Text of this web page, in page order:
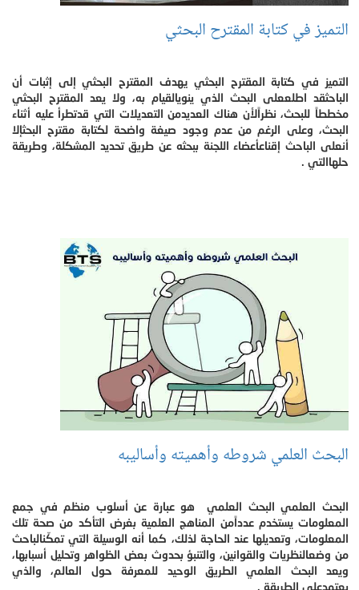
التميز في كتابة المقترح البحثي
التميز في كتابة المقترح البحثي يهدف المقترح البحثي إلى إثبات أن
الباحثقد اطلععلى البحث الذي ينويالقيام به، ولا يعد المقترح البحثي
مخططاً للبحث، نظراًلأن هناك العديدمن التعديلات التي قدتطرأ عليه أثناء
البحث، وعلى الرغم من عدم وجود صيغة واضحة لكتابة مقترح البحثإلا
أنعلى الباحث إقناعأعضاء اللجنة ببحثه عن طريق تحديد المشكلة، وطريقة
حلهاالتي .
البحث العلمي شروطه وأهميته وأساليبه
البحث العلمي البحث العلمي هو عبارة عن أسلوب منظم في جمع
المعلومات يستخدم عدداًمن المناهج العلمية بغرض التأكد من صحة تلك
المعلومات، وتعديلها عند الحاجة لذلك، كما أنه الوسيلة التي تمكّنالباحث
من وضعالنظريات والقوانين، والتنبؤ بحدوث بعض الظواهر وتحليل أسبابها،
ويعد البحث العلمي الطريق الوحيد للمعرفة حول العالم، والذي
يعتمدعلى الطريقة .